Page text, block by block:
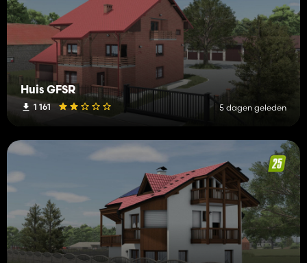
Huis GFSR
1 161 5 dagen geleden